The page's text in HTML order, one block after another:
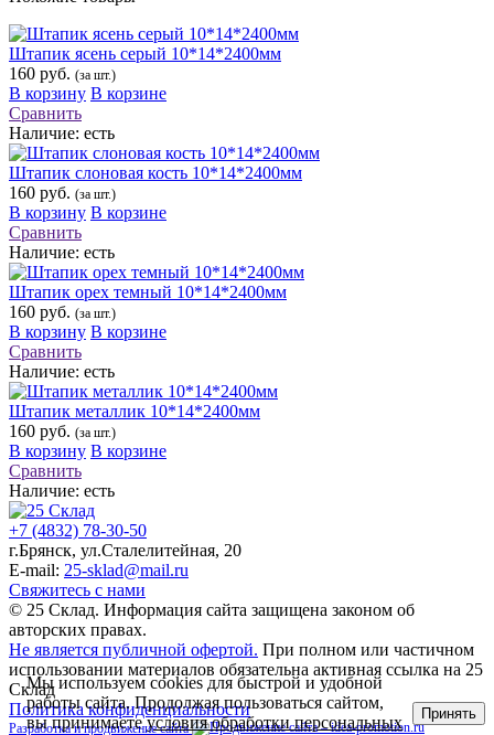
Штапик ясень серый 10*14*2400мм
160 руб. (за шт.)
В корзину В корзине
Сравнить
Наличие: есть
Штапик слоновая кость 10*14*2400мм
160 руб. (за шт.)
В корзину В корзине
Сравнить
Наличие: есть
Штапик орех темный 10*14*2400мм
160 руб. (за шт.)
В корзину В корзине
Сравнить
Наличие: есть
Штапик металлик 10*14*2400мм
160 руб. (за шт.)
В корзину В корзине
Сравнить
Наличие: есть
+7 (4832) 78-30-50
г.Брянск, ул.Сталелитейная, 20
E-mail: 25-sklad@mail.ru
Свяжитесь с нами
© 25 Склад. Информация сайта защищена законом об
авторских правах.
Не является публичной офертой. При полном или частичном
использовании материалов обязательна активная ссылка на 25
Склад
Политика конфиденциальности
Разработка и продвижение сайта
Мы используем cookies для быстрой и удобной
работы сайта. Продолжая пользоваться сайтом,
вы принимаетеусловия обработки персональных
Принять